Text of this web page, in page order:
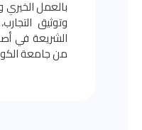
بالعمل الخيري
وتوثيق
الشريعة في
من جامعة